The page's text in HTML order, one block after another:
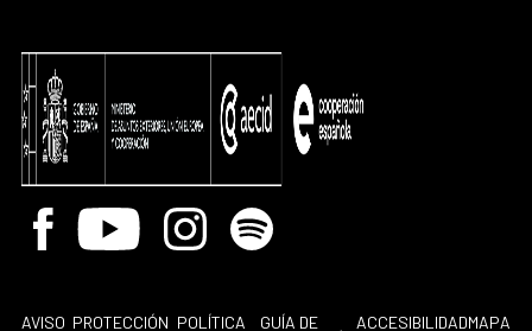
Facebook
Youtube InstagramSpotify
AVISO PROTECCIÓN POLÍTICA
GUÍA DE
ACCESIBILIDADMAPA